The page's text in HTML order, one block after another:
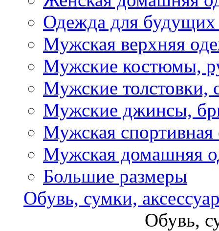
Одежда для
Мужская верхняя
Мужские костюмы,
Мужские толстовки,
Мужские джинсы,
Мужская спортивная
Мужская домашняя
Большие размеры
Обувь, сумки,
Обувь,